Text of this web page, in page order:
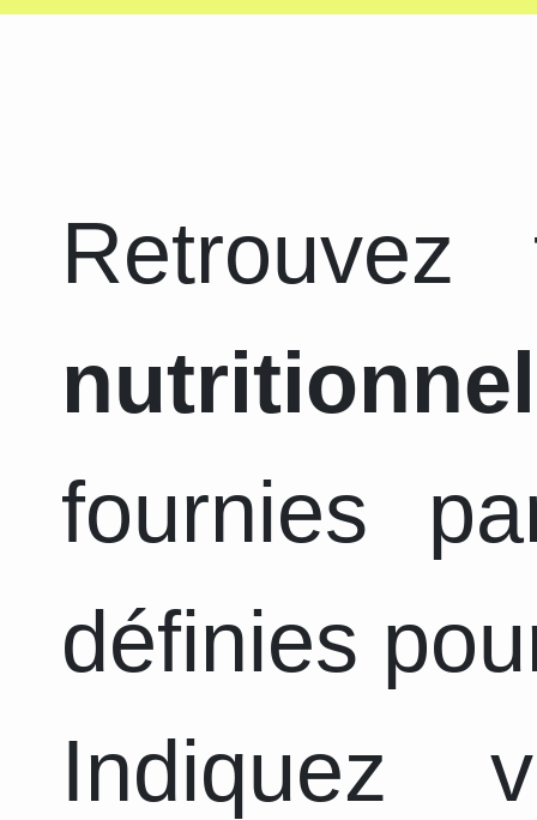
fournies
définies
Indiquez